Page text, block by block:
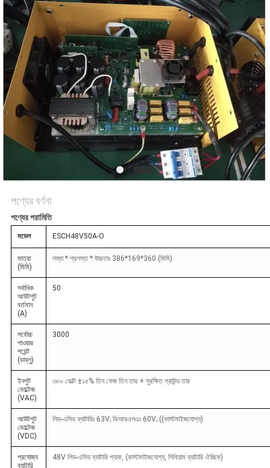
গোপনীয়তা
নীতি
পণ্যের বর্ণনা
পণ্যের পরামিতি
মডেল ESCH48V50A-O
মাত্রা
(মিমি)
লম্বা * প্রশস্ত * উচ্চতাঃ 386*169*360 (মিমি)
সর্বাধিক
আউটপুট
বর্তমান
(A)
50
সর্বোচ্চ
পাওয়ার
পয়েন্ট
(ডাব্লু)
3000
ইনপুট
ভোল্টেজ
(VAC)
৩৮০ ভোল্ট ±১৫% তিন ফেজ তিন তার + সুরক্ষিত গ্রাউন্ড তার
আউটপুট
ভোল্টেজ
(VDC)
লিড-এসিড ব্যাটারিঃ 63V; ভিআরএলএঃ 60V; ((কাস্টমাইজযোগ্য)
প্রযোজ্য
ব্যাটারি
48V লিড-এসিড ব্যাটারি প্যাক, (কাস্টমাইজযোগ্য, লিথিয়াম ব্যাটারি ঐচ্ছিক)